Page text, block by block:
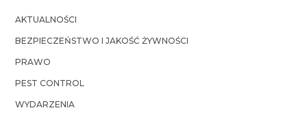
AKTUALNOŚCI
BEZPIECZEŃSTWO I JAKOŚĆ ŻYWNOŚCI
PRAWO
PEST CONTROL
WYDARZENIA